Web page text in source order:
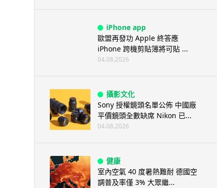
iPhone app
歐盟再發功 Apple 終答應
iPhone 跨機剪貼簿將可貼 ...
04.08.2026
攝影文化
Sony 授權鏡頭名單公佈 中國廠
平價鏡頭全數缺席 Nikon 已...
04.08.2026
健康
室內空氣 40 度暑熱難耐 德國空
調普及率僅 3% 大眾繼...